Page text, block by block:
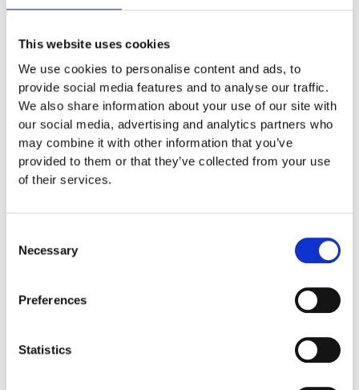
This website uses cookies
We use cookies to personalise content and ads, to
provide social media features and to analyse our traffic.
We also share information about your use of our site with
our social media, advertising and analytics partners who
may combine it with other information that you’ve
provided to them or that they’ve collected from your use
of their services.
Selection
Necessary
Preferences
Statistics
Specifikationer
Skötsel
Garantivillkor
Produktens utseende kan avvika mot de bilder som visas
på hemsidan.